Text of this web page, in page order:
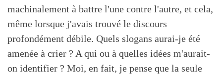
machinalement à battre l'une contre l'autre, et cela,
même lorsque j'avais trouvé le discours
profondément débile. Quels slogans aurai-je été
amenée à crier ? A qui ou à quelles idées m'aurait-
on identifier ? Moi, en fait, je pense que la seule